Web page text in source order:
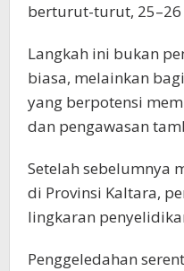
berturut-turut, 25–26
Langkah ini bukan
biasa, melainkan
yang berpotensi
dan pengawasan
Setelah sebelumnya
di Provinsi Kaltara,
lingkaran
Penggeledahan